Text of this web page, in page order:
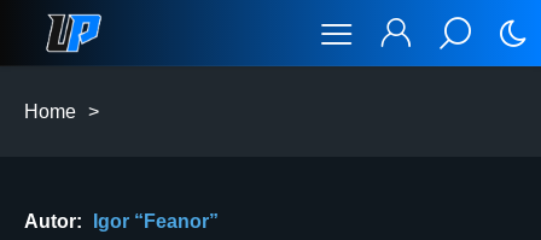
Home >
Autor: Igor “Feanor”